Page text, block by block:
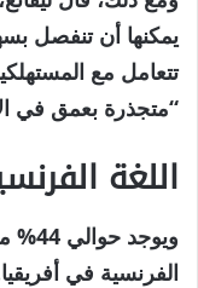
يمكنها أن تنفصل
تتعامل مع
“متجذرة بعمق في
اللغة
الفرنسية في